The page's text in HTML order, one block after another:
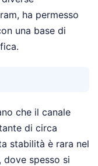
ha permesso
una base di
che il canale
di circa
stabilità è rara nel
spesso si